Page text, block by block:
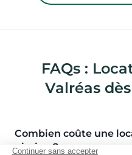
FAQs :
Valréas
Combien coûte une
piscine ?